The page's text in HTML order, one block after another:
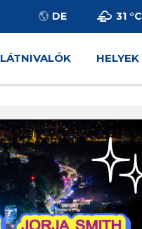
DE 31 °C
LÁTNIVALÓK HELYEK